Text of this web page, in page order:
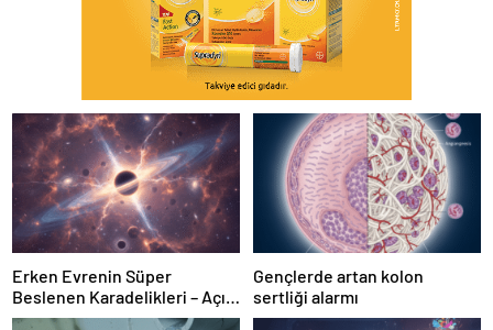
Erken Evrenin Süper
Beslenen Karadelikleri – Açık
Bilim
Gençlerde artan kolon
sertliği alarmı